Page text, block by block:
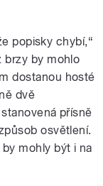
popisky chybí,“
brzy by mohlo
dostanou hosté
dvě
přísně
osvětlení.
mohly být i na